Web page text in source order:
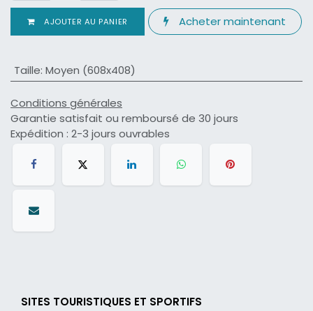
AJOUTER AU PANIER Acheter maintenant
Taille: Moyen (608x408)
Conditions générales
Garantie satisfait ou remboursé de 30 jours
Expédition : 2-3 jours ouvrables
SITES TOURISTIQUES ET SPORTIFS